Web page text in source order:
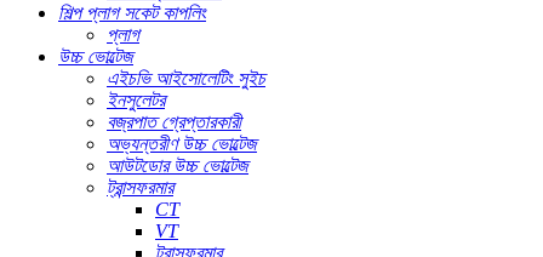
শিল্প প্লাগ সকেট কাপলিং
প্লাগ
উচ্চ ভোল্টেজ
এইচভি আইসোলেটিং সুইচ
ইনসুলেটর
বজ্রপাত গ্রেপ্তারকারী
অভ্যন্তরীণ উচ্চ ভোল্টেজ
আউটডোর উচ্চ ভোল্টেজ
ট্রান্সফরমার
CT
VT